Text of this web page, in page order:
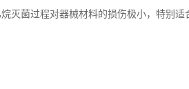
灭菌过程对器械材料的损伤极小，特别